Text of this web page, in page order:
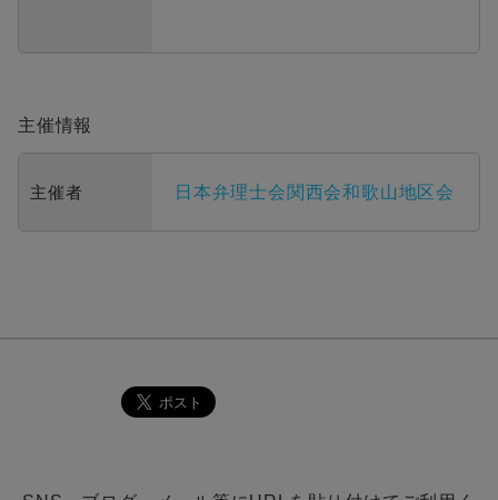
主催情報
主催者 日本弁理士会関西会和歌山地区会